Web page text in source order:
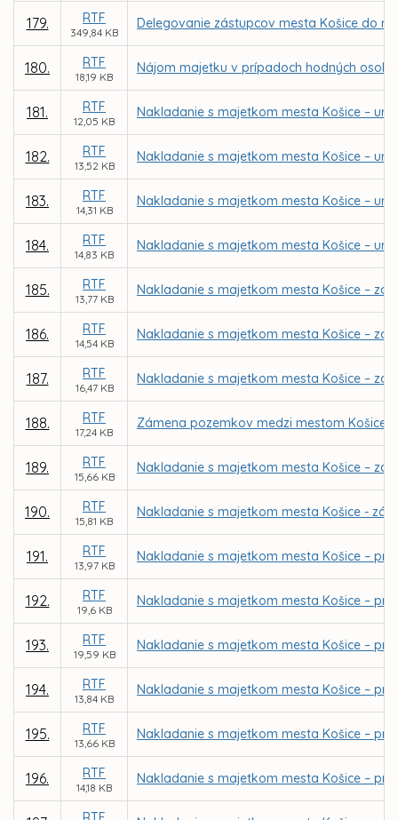
179. RTF
349,84 KB
Delegovanie zástupcov mesta Košice do
180. RTF
18,19 KB
Nájom majetku v prípadoch hodných
181. RTF
12,05 KB
Nakladanie s majetkom mesta Košice –
182. RTF
13,52 KB
Nakladanie s majetkom mesta Košice –
183. RTF
14,31 KB
Nakladanie s majetkom mesta Košice –
184. RTF
14,83 KB
Nakladanie s majetkom mesta Košice –
185. RTF
13,77 KB
Nakladanie s majetkom mesta Košice –
186. RTF
14,54 KB
Nakladanie s majetkom mesta Košice –
187. RTF
16,47 KB
Nakladanie s majetkom mesta Košice –
188. RTF
17,24 KB
Zámena pozemkov medzi mestom Košice a
189. RTF
15,66 KB
Nakladanie s majetkom mesta Košice –
190. RTF
15,81 KB
Nakladanie s majetkom mesta Košice -
191. RTF
13,97 KB
Nakladanie s majetkom mesta Košice –
192. RTF
19,6 KB
Nakladanie s majetkom mesta Košice –
193. RTF
19,59 KB
Nakladanie s majetkom mesta Košice –
194. RTF
13,84 KB
Nakladanie s majetkom mesta Košice –
195. RTF
13,66 KB
Nakladanie s majetkom mesta Košice –
196. RTF
14,18 KB
Nakladanie s majetkom mesta Košice –